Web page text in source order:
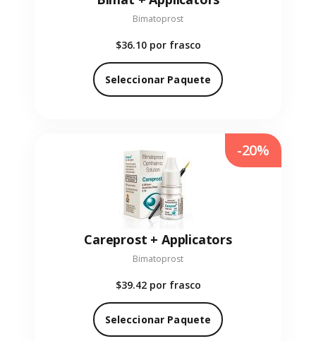
Bimatoprost
$36.10 por frasco
Seleccionar Paquete
Careprost + Applicators
Bimatoprost
$39.42 por frasco
Seleccionar Paquete
-20%